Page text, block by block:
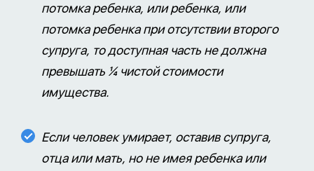
потомка ребенка, или ребенка, или
потомка ребенка при отсутствии второго
супруга, то доступная часть не должна
превышать ¼ чистой стоимости
имущества.
Если человек умирает, оставив супруга,
отца или мать, но не имея ребенка или